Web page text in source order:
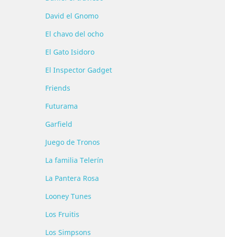
David el Gnomo
El chavo del ocho
El Gato Isidoro
El Inspector Gadget
Friends
Futurama
Garfield
Juego de Tronos
La familia Telerín
La Pantera Rosa
Looney Tunes
Los Fruitis
Los Simpsons